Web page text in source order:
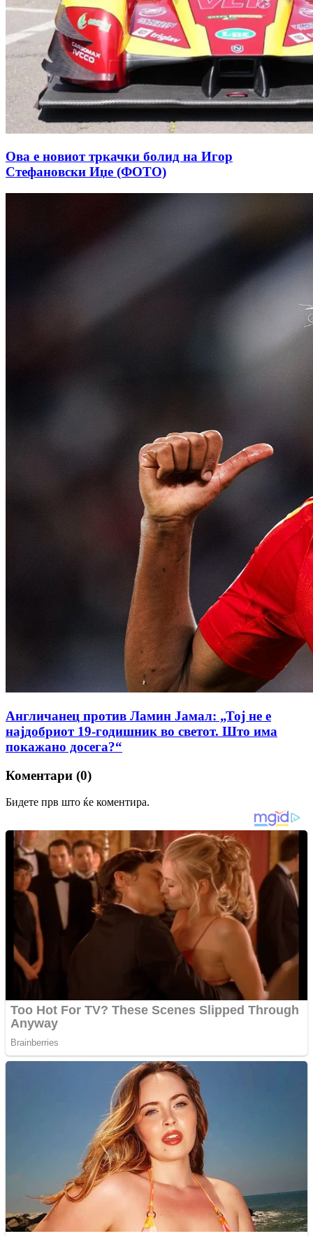
Ова е новиот тркачки болид на Игор
Стефановски Иџе (ФОТО)
Англичанец против Ламин Јамал: „Тој не е
најдобриот 19-годишник во светот. Што има
покажано досега?“
Коментари (0)
Бидете прв што ќе коментира.